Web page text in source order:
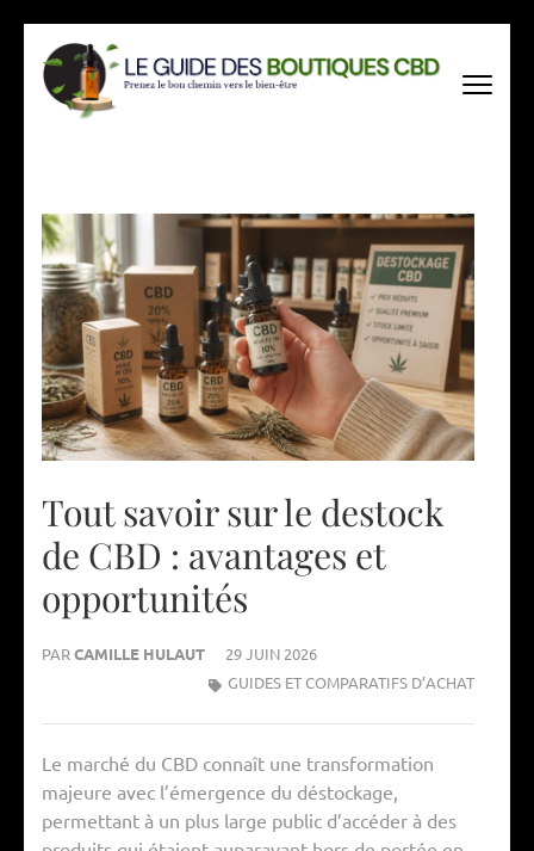
contenu
(Pressez
Tout savoir sur le destock
de CBD : avantages et
opportunités
PARCAMILLE HULAUT
29 JUIN 2026
GUIDES ET COMPARATIFS D’ACHAT
Le marché du CBD connaît une transformation
majeure avec l’émergence du déstockage,
permettant à un plus large public d’accéder à des